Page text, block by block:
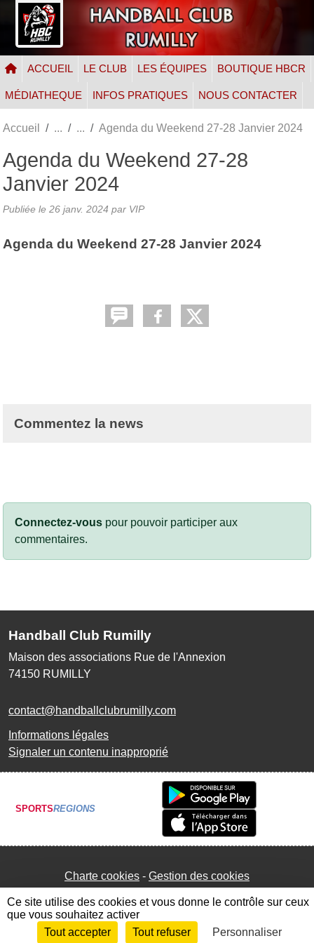
ACCUEIL LE CLUB LES ÉQUIPES BOUTIQUE HBCR
MÉDIATHEQUE INFOS PRATIQUES NOUS CONTACTER
Accueil Agenda du Weekend 27-28 Janvier 2024
Agenda du Weekend 27-28
Janvier 2024
Publiée le 26 janv. 2024 par VIP
Agenda du Weekend 27-28 Janvier 2024
Commentez la news
Connectez-vous pour pouvoir participer aux
commentaires.
Handball Club Rumilly
Maison des associations Rue de l'Annexion
74150 RUMILLY
contact@handballclubrumilly.com
Informations légales
Signaler un contenu inapproprié
SPORTSREGIONS
Charte cookies Gestion des cookies
Envie de participer ? Connexion
Panneau de gestion des cookies
Ce site utilise des cookies et vous donne le contrôle sur ceux
que vous souhaitez activer
Tout accepter
Tout refuser Personnaliser